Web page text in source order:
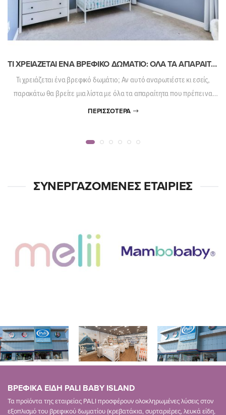
ΤΙ ΧΡΕΙΆΖΕΤΑΙ ΈΝΑ ΒΡΕΦΙΚΌ ΔΩΜΆΤΙΟ: ΌΛΑ ΤΑ ΑΠΑΡΑΊΤΗΤΑ & ΧΡΉΣΙΜΑ TIPS!
Τι χρειάζεται ένα βρεφικό δωμάτιο; Αν αυτό αναρωτιέστε κι εσείς,
παρακάτω θα βρείτε μια λίστα με όλα τα απαραίτητα που πρέπει να
πάρετε.
ΠΕΡΙΣΣΌΤΕΡΑ
ΣΥΝΕΡΓΑΖΌΜΕΝΕΣ ΕΤΑΙΡΊΕΣ
ΒΡΕΦΙΚΑ ΕΙΔΗ PALI BABY ISLAND
Τα προϊόντα της εταιρείας PALI προσφέρουν ολοκληρωμένες λύσεις στον
εξοπλισμό του βρεφικού δωματίου (κρεβατάκια, συρταριέρες, λευκά είδη,